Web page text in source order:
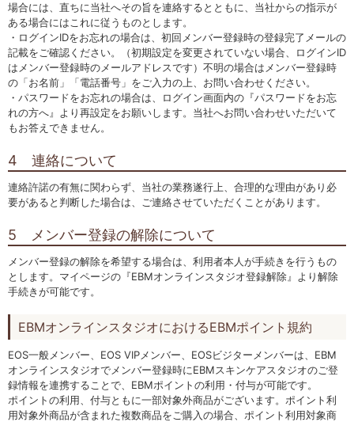
場合には、直ちに当社へその旨を連絡するとともに、当社からの指示が
ある場合にはこれに従うものとします。
・ログインIDをお忘れの場合は、初回メンバー登録時の登録完了メールの
記載をご確認ください。（初期設定を変更されていない場合、ログインID
はメンバー登録時のメールアドレスです）不明の場合はメンバー登録時
の「お名前」「電話番号」をご入力の上、お問い合わせください。
・パスワードをお忘れの場合は、ログイン画面内の『パスワードをお忘
れの方へ』より再設定をお願いします。当社へお問い合わせいただいて
もお答えできません。
4 連絡について
連絡許諾の有無に関わらず、当社の業務遂行上、合理的な理由があり必
要があると判断した場合は、ご連絡させていただくことがあります。
5 メンバー登録の解除について
メンバー登録の解除を希望する場合は、利用者本人が手続きを行うもの
とします。マイページの『EBMオンラインスタジオ登録解除』より解除
手続きが可能です。
EBMオンラインスタジオにおけるEBMポイント規約
EOS一般メンバー、EOS VIPメンバー、EOSビジターメンバーは、EBM
オンラインスタジオでメンバー登録時にEBMスキンケアスタジオのご登
録情報を連携することで、EBMポイントの利用・付与が可能です。
ポイントの利用、付与ともに一部対象外商品がございます。ポイント利
用対象外商品が含まれた複数商品をご購入の場合、ポイント利用対象商